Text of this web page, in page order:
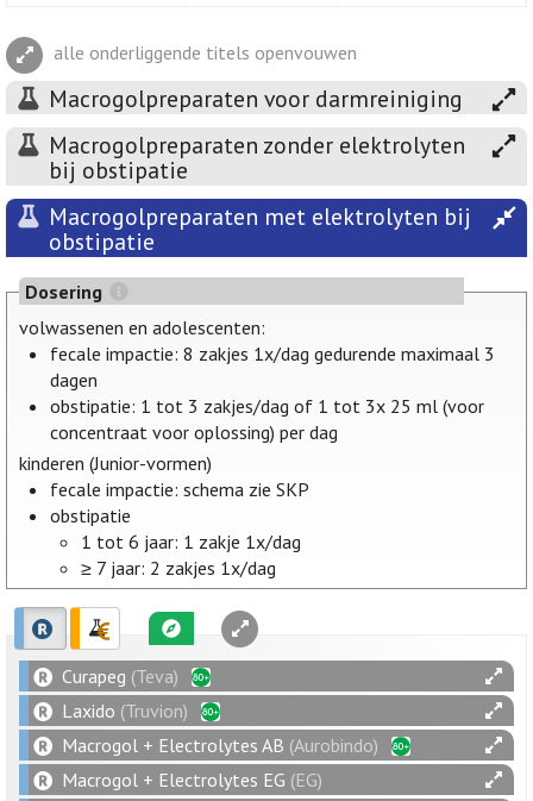
alle onderliggende titels openvouwen
Macrogolpreparaten voor darmreiniging
Macrogolpreparaten zonder elektrolyten
bij obstipatie
Macrogolpreparaten met elektrolyten bij
obstipatie
Dosering
volwassenen en adolescenten:
fecale impactie: 8 zakjes 1x/dag gedurende maximaal 3
dagen
obstipatie: 1 tot 3 zakjes/dag of 1 tot 3x 25 ml (voor
concentraat voor oplossing) per dag
kinderen (Junior-vormen)
fecale impactie: schema zie SKP
obstipatie
1 tot 6 jaar: 1 zakje 1x/dag
≥ 7 jaar: 2 zakjes 1x/dag
Curapeg (Teva)
Laxido (Truvion)
Macrogol + Electrolytes AB (Aurobindo)
Macrogol + Electrolytes EG (EG)